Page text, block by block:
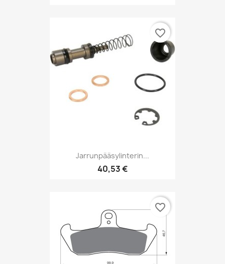
Jarrunpääsylinterin...
40,53 €
favorite_border
favorite_border